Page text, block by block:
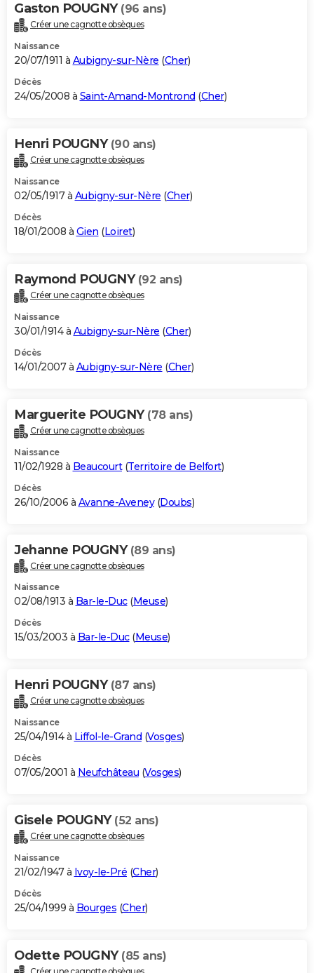
Gaston POUGNY (96 ans)
Créer une cagnotte obsèques
Naissance
20/07/1911 à Aubigny-sur-Nère (Cher)
Décès
24/05/2008 à Saint-Amand-Montrond (Cher)
Henri POUGNY (90 ans)
Créer une cagnotte obsèques
Naissance
02/05/1917 à Aubigny-sur-Nère (Cher)
Décès
18/01/2008 à Gien (Loiret)
Raymond POUGNY (92 ans)
Créer une cagnotte obsèques
Naissance
30/01/1914 à Aubigny-sur-Nère (Cher)
Décès
14/01/2007 à Aubigny-sur-Nère (Cher)
Marguerite POUGNY (78 ans)
Créer une cagnotte obsèques
Naissance
11/02/1928 à Beaucourt(Territoire de Belfort)
Décès
26/10/2006 à Avanne-Aveney(Doubs)
Jehanne POUGNY (89 ans)
Créer une cagnotte obsèques
Naissance
02/08/1913 à Bar-le-Duc(Meuse)
Décès
15/03/2003 à Bar-le-Duc(Meuse)
Henri POUGNY (87 ans)
Créer une cagnotte obsèques
Naissance
25/04/1914 à Liffol-le-Grand (Vosges)
Décès
07/05/2001 à Neufchâteau (Vosges)
Gisele POUGNY (52 ans)
Créer une cagnotte obsèques
Naissance
21/02/1947 à Ivoy-le-Pré (Cher)
Décès
25/04/1999 à Bourges (Cher)
Odette POUGNY (85 ans)